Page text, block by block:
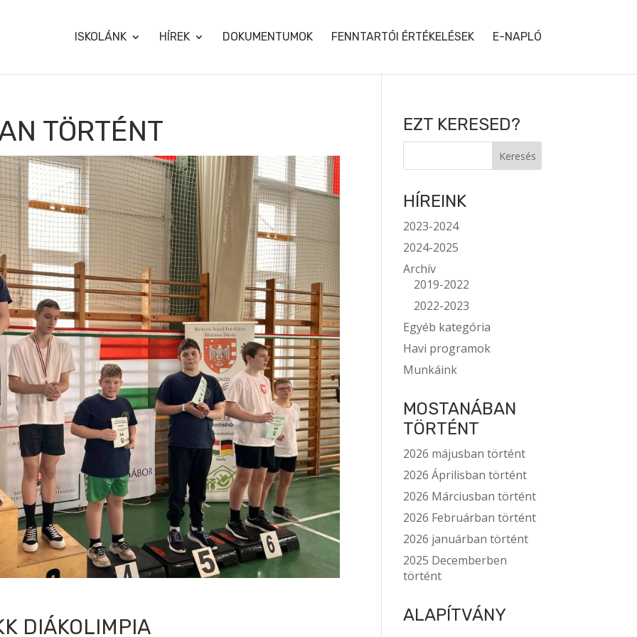
ISKOLÁNK HÍREK DOKUMENTUMOK FENNTARTÓI ÉRTÉKELÉSEK E-NAPLÓ
TÖRTÉNT
DIÁKOLIMPIA
EZT KERESED?
HÍREINK
2023-2024
2024-2025
Archív
2019-2022
2022-2023
Egyéb kategória
Havi programok
Munkáink
MOSTANÁBAN
TÖRTÉNT
2026 májusban történt
2026 Áprilisban történt
2026 Márciusban történt
2026 Februárban történt
2026 januárban történt
2025 Decemberben
történt
ALAPÍTVÁNY